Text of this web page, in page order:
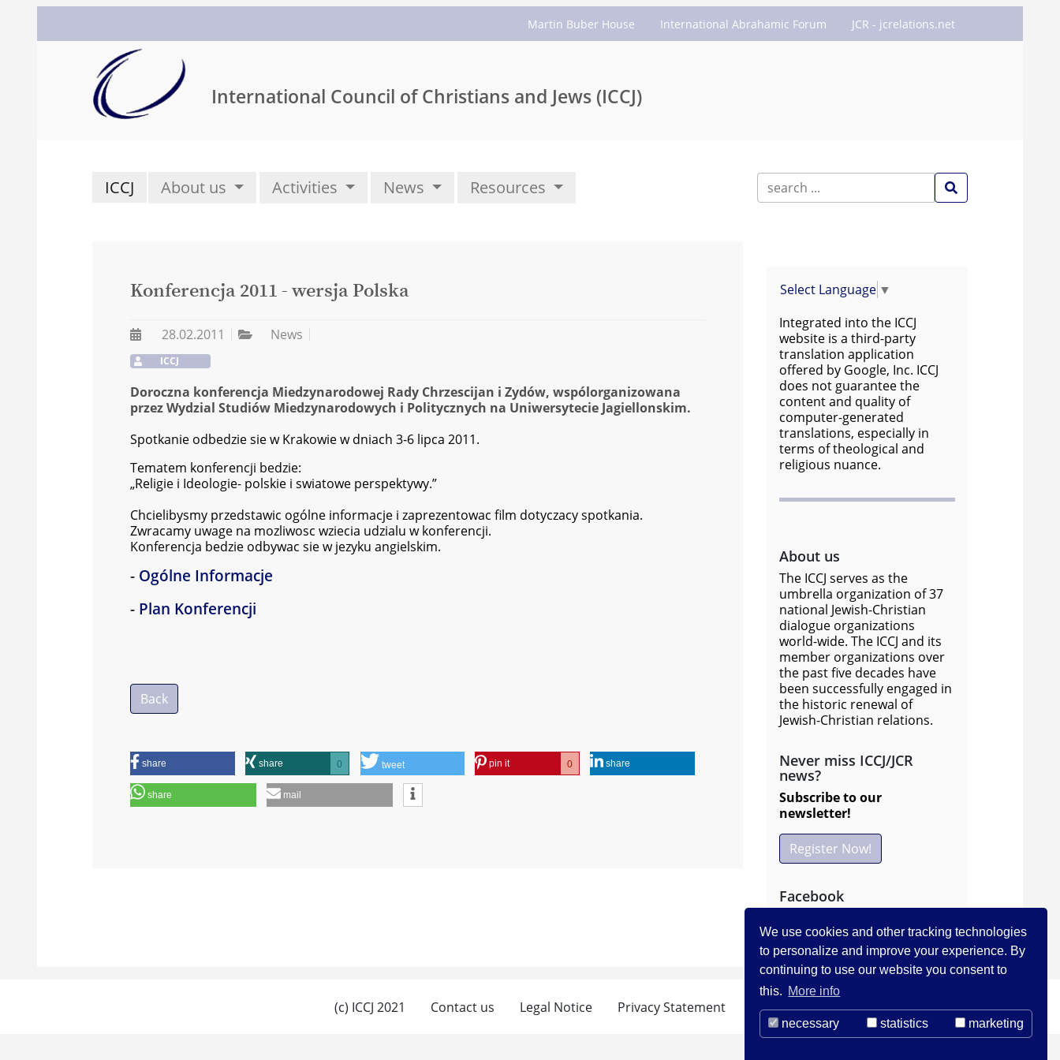
We use cookies and other tracking technologies
to personalize and improve your experience. By
continuing to use our website you consent to
this. More info
necessary statistics marketing
Martin Buber House International Abrahamic Forum JCR - jcrelations.net
International Council of Christians and Jews (ICCJ)
ICCJ About us Activities News Resources
Select Language ▼
Integrated into the ICCJ
website is a third-party
translation application
offered by Google, Inc. ICCJ
does not guarantee the
content and quality of
computer-generated
translations, especially in
terms of theological and
religious nuance.
About us
The ICCJ serves as the
umbrella organization of 37
national Jewish-Christian
dialogue organizations
world-wide. The ICCJ and its
member organizations over
the past five decades have
been successfully engaged in
the historic renewal of
Jewish-Christian relations.
Never miss ICCJ/JCR
news?
Subscribe to our
newsletter!
Register Now!
Facebook
facebook
Konferencja 2011 - wersja Polska
28.02.2011 News
ICCJ
Doroczna konferencja Miedzynarodowej Rady Chrzescijan i Zydów, wspólorganizowana
przez Wydzial Studiów Miedzynarodowych i Politycznych na Uniwersytecie Jagiellonskim.
Spotkanie odbedzie sie w Krakowie w dniach 3-6 lipca 2011.
Tematem konferencji bedzie:
„Religie i Ideologie- polskie i swiatowe perspektywy.”
Chcielibysmy przedstawic ogólne informacje i zaprezentowac film dotyczacy spotkania.
Zwracamy uwage na mozliwosc wziecia udzialu w konferencji.
Konferencja bedzie odbywac sie w jezyku angielskim.
- Ogólne Informacje
- Plan Konferencji
Back
share share 0 tweet pin it 0 share
share mail
(c) ICCJ 2021 Contact us Legal Notice Privacy Statement